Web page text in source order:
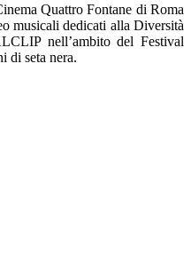
Quattro Fontane di Roma
musicali dedicati alla Diversità
nell’ambito del Festival
di seta nera.